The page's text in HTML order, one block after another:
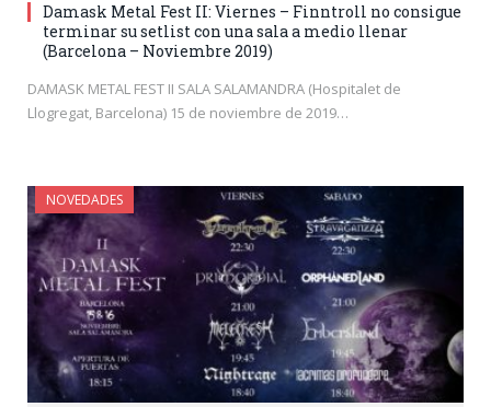
Damask Metal Fest II: Viernes – Finntroll no consigue
terminar su setlist con una sala a medio llenar
(Barcelona – Noviembre 2019)
DAMASK METAL FEST II SALA SALAMANDRA (Hospitalet de
Llogregat, Barcelona) 15 de noviembre de 2019…
NOVEDADES